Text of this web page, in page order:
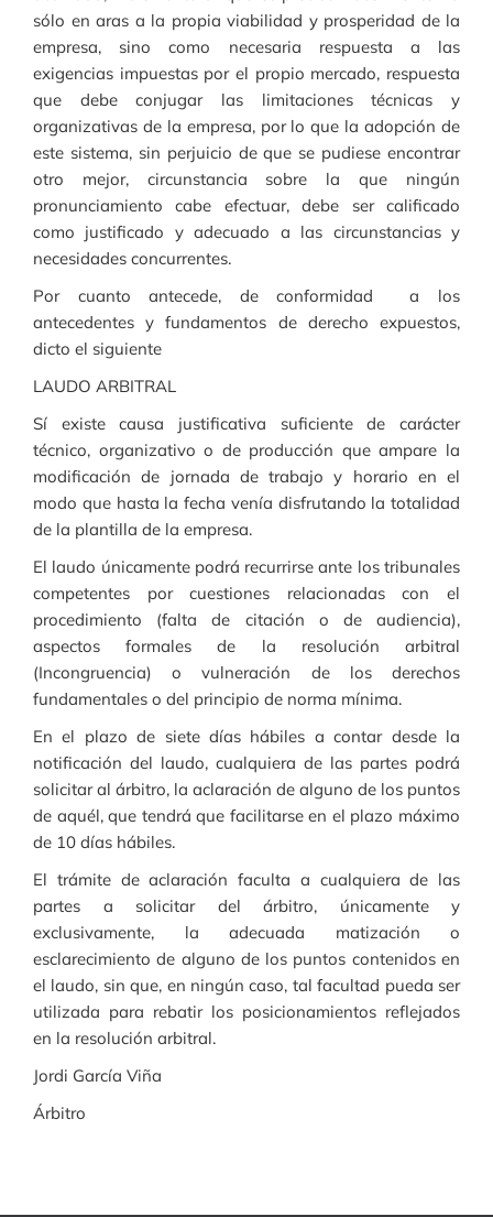
sólo en aras a la propia viabilidad y prosperidad de la
empresa, sino como necesaria respuesta a las
exigencias impuestas por el propio mercado, respuesta
que debe conjugar las limitaciones técnicas y
organizativas de la empresa, por lo que la adopción de
este sistema, sin perjuicio de que se pudiese encontrar
otro mejor, circunstancia sobre la que ningún
pronunciamiento cabe efectuar, debe ser calificado
como justificado y adecuado a las circunstancias y
necesidades concurrentes.
Por cuanto antecede, de conformidad a los
antecedentes y fundamentos de derecho expuestos,
dicto el siguiente
LAUDO ARBITRAL
Sí existe causa justificativa suficiente de carácter
técnico, organizativo o de producción que ampare la
modificación de jornada de trabajo y horario en el
modo que hasta la fecha venía disfrutando la totalidad
de la plantilla de la empresa.
El laudo únicamente podrá recurrirse ante los tribunales
competentes por cuestiones relacionadas con el
procedimiento (falta de citación o de audiencia),
aspectos formales de la resolución arbitral
(Incongruencia) o vulneración de los derechos
fundamentales o del principio de norma mínima.
En el plazo de siete días hábiles a contar desde la
notificación del laudo, cualquiera de las partes podrá
solicitar al árbitro, la aclaración de alguno de los puntos
de aquél, que tendrá que facilitarse en el plazo máximo
de 10 días hábiles.
El trámite de aclaración faculta a cualquiera de las
partes a solicitar del árbitro, únicamente y
exclusivamente, la adecuada matización o
esclarecimiento de alguno de los puntos contenidos en
el laudo, sin que, en ningún caso, tal facultad pueda ser
utilizada para rebatir los posicionamientos reflejados
en la resolución arbitral.
Jordi García Viña
Árbitro